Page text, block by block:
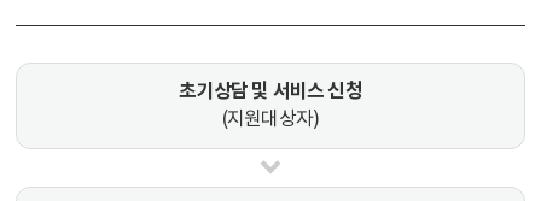
초기상담 및 서비스 신청
(지원대상자)